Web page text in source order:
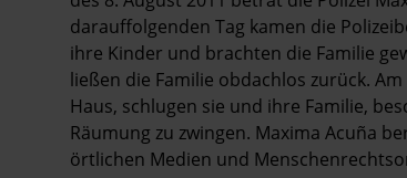
darauffolgenden Tag kamen die
ihre Kinder und brachten die Familie
ließen die Familie obdachlos zurück.
Haus, schlugen sie und ihre Familie,
Räumung zu zwingen. Maxima Acuña
örtlichen Medien und